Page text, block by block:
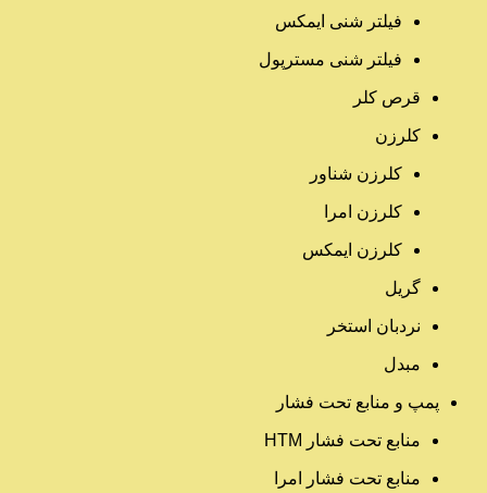
فیلتر شنی ایمکس
فیلتر شنی مسترپول
قرص کلر
کلرزن
کلرزن شناور
کلرزن امرا
کلرزن ایمکس
گریل
نردبان استخر
مبدل
پمپ و منابع تحت فشار
منابع تحت فشار HTM‎
منابع تحت فشار امرا